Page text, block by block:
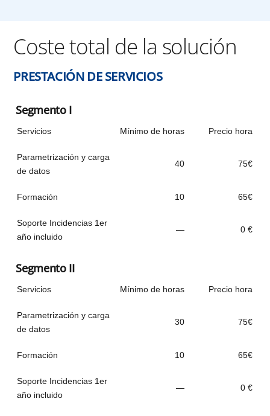
Coste total de la solución
PRESTACIÓN DE SERVICIOS
Segmento I
Servicios Mínimo de horas Precio hora
Parametrización y carga
de datos
40 75€
Formación 10 65€
Soporte Incidencias 1er
año incluido
— 0 €
Segmento II
Servicios Mínimo de horas Precio hora
Parametrización y carga
de datos
30 75€
Formación 10 65€
Soporte Incidencias 1er
año incluido
— 0 €